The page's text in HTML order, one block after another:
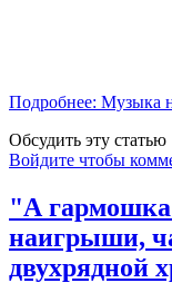
Подробнее: Музыка
Обсудить эту статью
Войдите чтобы
"А гармошка
наигрыши,
двухрядной